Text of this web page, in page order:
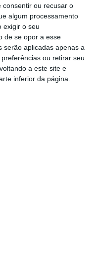
consentir ou recusar o
algum processamento
exigir o seu
de se opor a esse
serão aplicadas apenas a
ou retirar seu
a este site e
inferior da página.
se,
peso das
do gás no
do